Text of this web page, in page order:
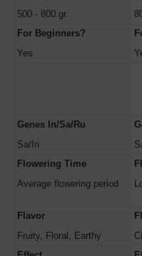
500 - 800 gr.
For Beginners?
Yes
Genes In/Sa/Ru
Sa/In
Flowering Time
Average flowering period
Flavor
Fruity, Floral, Earthy